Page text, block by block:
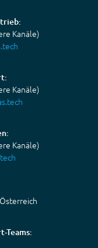
Kanäle)
Kanäle)
Kanäle)
Teams: